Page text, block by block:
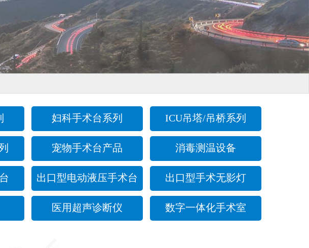
妇科手术台系列 ICU吊塔/吊桥系列
宠物手术台产品 消毒测温设备
出口型电动液压手术台 出口型手术无影灯
医用超声诊断仪 数字一体化手术室